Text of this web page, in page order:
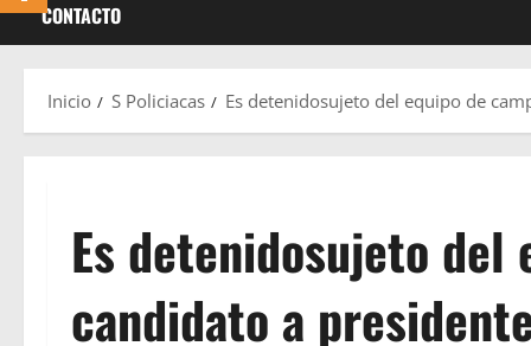
CONTACTO
Inicio S Policiacas Es detenidosujeto del equipo de
Es detenidosujeto del
candidato a